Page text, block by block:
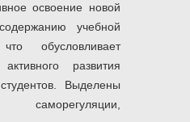
освоение новой
учебной
обусловливает
развития
Выделены
саморегуляции,